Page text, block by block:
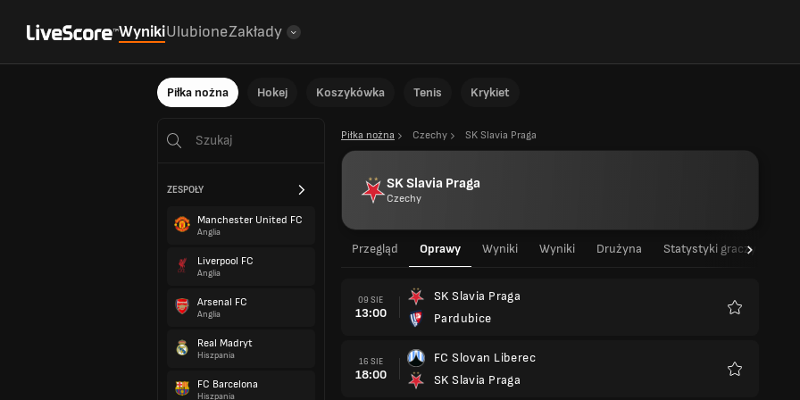
WynikiUlubioneZakłady
Piłka nożna Hokej Koszykówka Tenis Krykiet
ZESPOŁY
Manchester United FC
Anglia
Liverpool FC
Anglia
Arsenal FC
Anglia
Real Madryt
Hiszpania
FC Barcelona
Hiszpania
Piłka nożna Czechy SK Slavia Praga
SK Slavia Praga
Czechy
Przegląd Oprawy Wyniki Wyniki Drużyna Statystyki graczy
09 SIE
13:00
SK Slavia Praga
Pardubice
16 SIE
18:00
FC Slovan Liberec
SK Slavia Praga